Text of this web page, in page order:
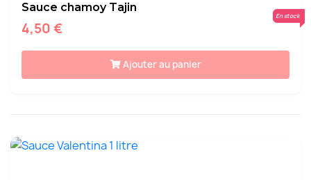
Sauce chamoy Tajin
4,50 €
En stock
Ajouter au panier